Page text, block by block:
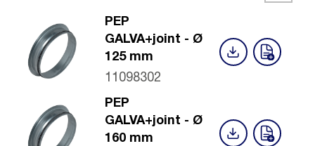
PEP
GALVA+joint - Ø
125 mm
11098302
PEP
GALVA+joint - Ø
160 mm